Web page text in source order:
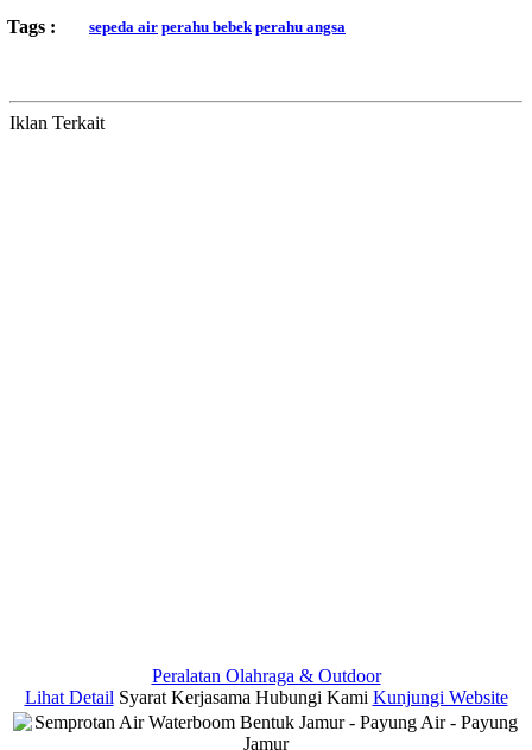
Tags : sepeda air perahu bebek perahu angsa
Iklan Terkait
Peralatan Olahraga & Outdoor
Lihat Detail Syarat Kerjasama Hubungi Kami Kunjungi Website